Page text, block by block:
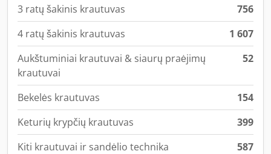
3 ratų šakinis krautuvas
756
4 ratų šakinis krautuvas
1 607
Aukštuminiai krautuvai & siaurų praėjimų
krautuvai
52
Bekelės krautuvas
154
Keturių krypčių krautuvas
399
Kiti krautuvai ir sandėlio technika
587